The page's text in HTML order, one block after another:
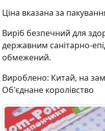
Ціна вказана за
Виріб безпечний для
державним санітарно-
обмежений.
Вироблено: Китай, на
Об'єднане королівство